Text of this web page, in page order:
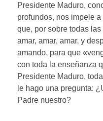
Presidente Maduro,
profundos, nos impele
que, por sobre todas
amar, amar, amar, y
amando, para que
con toda la enseñanza
Presidente Maduro,
le hago una pregunta:
Padre nuestro?